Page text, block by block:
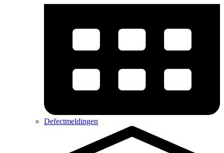
Defectmeldingen